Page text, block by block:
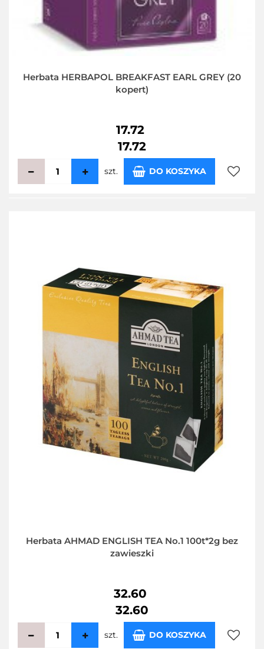
Herbata HERBAPOL BREAKFAST EARL GREY (20
kopert)
17.72
17.72
szt. DO KOSZYKA
Herbata AHMAD ENGLISH TEA No.1 100t*2g bez
zawieszki
32.60
32.60
szt. DO KOSZYKA